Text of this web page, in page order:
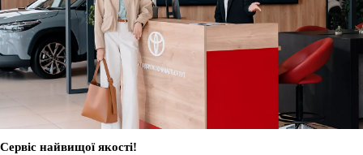
Сервіс найвищої якості!